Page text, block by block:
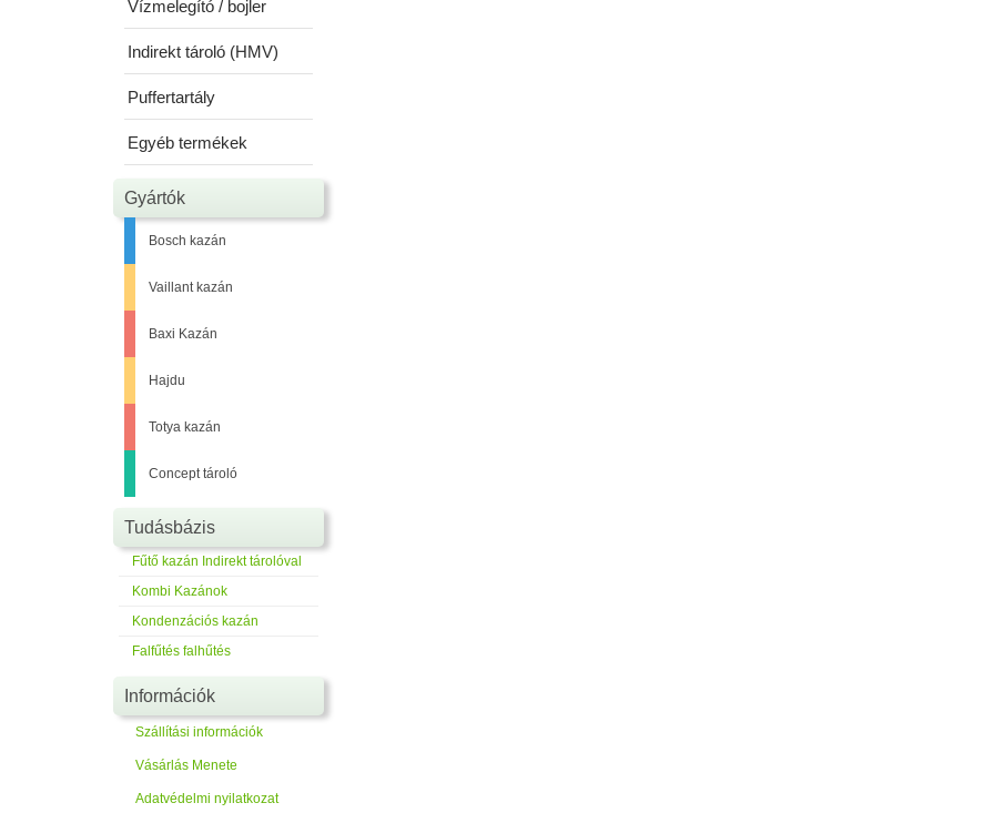
Vízmelegító / bojler
Indirekt tároló (HMV)
Puffertartály
Egyéb termékek
Gyártók
Bosch kazán
Vaillant kazán
Baxi Kazán
Hajdu
Totya kazán
Concept tároló
Tudásbázis
Fűtő kazán Indirekt tárolóval
Kombi Kazánok
Kondenzációs kazán
Falfűtés falhűtés
Információk
Szállítási információk
Vásárlás Menete
Adatvédelmi nyilatkozat